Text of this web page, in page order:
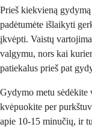
Prieš kiekvieną
padėtumėte išlaikyti
įkvėpti. Vaistų
valgymu, nors kai
patiekalus prieš pat
Gydymo metu
kvėpuokite per
apie 10-15 minučių, ir